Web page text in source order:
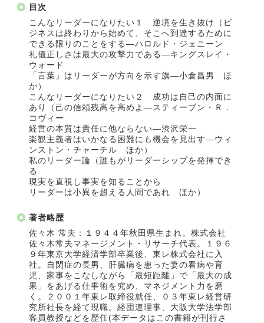
目次
こんなリーダーになりたい１ 逆境を生き抜け（ビ
ジネスは終わりから始めて、そこへ到達するために
できる限りのことをする―ハロルド・ジェニーン
礼儀正しさは最大の攻撃力である―キングスレイ・
ウォード
「言葉」はリーダーが方向を示す旗―小倉昌男 ほ
か）
こんなリーダーになりたい２ 成功は自己の内面に
あり（己の信頼残高を高めよ―スティーブン・Ｒ．
コヴィー
経営の本質は責任に他ならない―渋沢栄一
楽観主義者はいかなる困難にも機会を見出す―ウィ
ンストン・チャーチル ほか）
私のリーダー論（誰もがリーダーシップを発揮でき
る
現実を直視し事実を知ることから
リーダーは小異を超える人間であれ ほか）
著者略歴
佐々木 常夫：１９４４年秋田県生まれ。株式会社
佐々木常夫マネージメント・リサーチ代表。１９６
９年東京大学経済学部卒業後、東レ株式会社に入
社。自閉症の長男、肝臓病を患った妻の看病や育
児、家事をこなしながら「最短距離」で「最大の成
果」をあげる仕事術を究め、マネジメント力を磨
く。２００１年東レ取締役就任、０３年東レ経営研
究所社長を経て現職。経団連理事、大阪大学法学部
客員教授などを歴任(本データはこの書籍が刊行さ